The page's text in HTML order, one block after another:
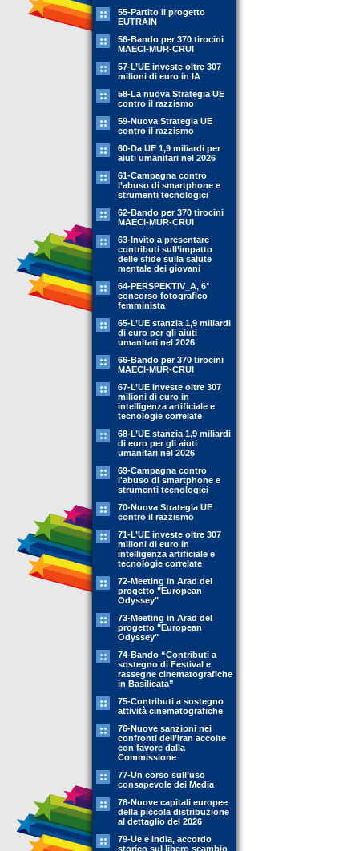
55-Partito il progetto
EUTRAIN
56-Bando per 370 tirocini
MAECI-MUR-CRUI
57-L’UE investe oltre 307
milioni di euro in IA
58-La nuova Strategia UE
contro il razzismo
59-Nuova Strategia UE
contro il razzismo
60-Da UE 1,9 miliardi per
aiuti umanitari nel 2026
61-Campagna contro
l’abuso di smartphone e
strumenti tecnologici
62-Bando per 370 tirocini
MAECI-MUR-CRUI
63-Invito a presentare
contributi sull’impatto
delle sfide sulla salute
mentale dei giovani
64-PERSPEKTIV_A, 6°
concorso fotografico
femminista
65-L’UE stanzia 1,9 miliardi
di euro per gli aiuti
umanitari nel 2026
66-Bando per 370 tirocini
MAECI-MUR-CRUI
67-L’UE investe oltre 307
milioni di euro in
intelligenza artificiale e
tecnologie correlate
68-L’UE stanzia 1,9 miliardi
di euro per gli aiuti
umanitari nel 2026
69-Campagna contro
l'abuso di smartphone e
strumenti tecnologici
70-Nuova Strategia UE
contro il razzismo
71-L’UE investe oltre 307
milioni di euro in
intelligenza artificiale e
tecnologie correlate
72-Meeting in Arad del
progetto "European
Odyssey"
73-Meeting in Arad del
progetto "European
Odyssey"
74-Bando “Contributi a
sostegno di Festival e
rassegne cinematografiche
in Basilicata”
75-Contributi a sostegno
attività cinematografiche
76-Nuove sanzioni nei
confronti dell’Iran accolte
con favore dalla
Commissione
77-Un corso sull’uso
consapevole dei Media
78-Nuove capitali europee
della piccola distribuzione
al dettaglio del 2026
79-Ue e India, accordo
storico sul libero scambio